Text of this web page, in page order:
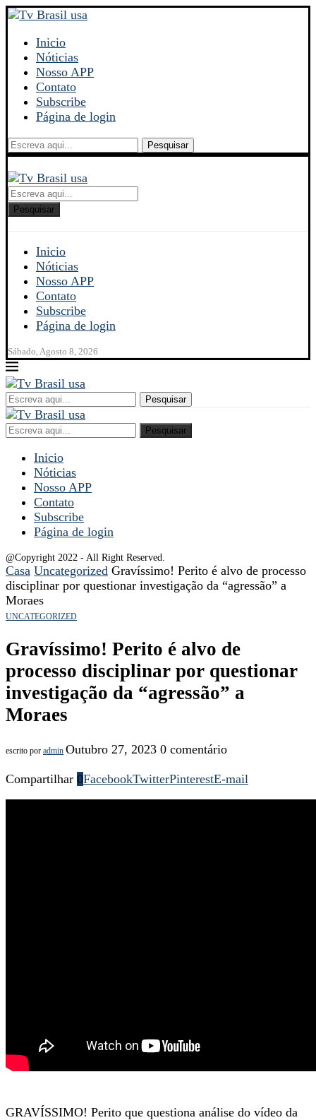
Inicio
Nóticias
Nosso APP
Contato
Subscribe
Página de login
Pesquisar
Pesquisar
Inicio
Nóticias
Nosso APP
Contato
Subscribe
Página de login
Sábado, Agosto 8, 2026
Pesquisar
Pesquisar
Inicio
Nóticias
Nosso APP
Contato
Subscribe
Página de login
@Copyright 2022 - All Right Reserved.
Casa Uncategorized Gravíssimo! Perito é alvo de processo
disciplinar por questionar investigação da “agressão” a
Moraes
UNCATEGORIZED
Gravíssimo! Perito é alvo de
processo disciplinar por questionar
investigação da “agressão” a
Moraes
escrito por admin Outubro 27, 2023 0 comentário
Compartilhar 0FacebookTwitterPinterestE-mail
GRAVÍSSIMO! Perito que questiona análise do vídeo da